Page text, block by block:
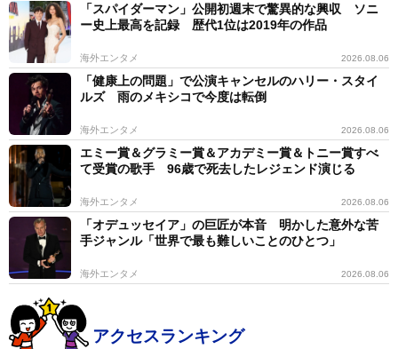
「スパイダーマン」公開初週末で驚異的な興収 ソニ
ー史上最高を記録 歴代1位は2019年の作品
海外エンタメ 2026.08.06
「健康上の問題」で公演キャンセルのハリー・スタイ
ルズ 雨のメキシコで今度は転倒
海外エンタメ 2026.08.06
エミー賞＆グラミー賞＆アカデミー賞＆トニー賞すべ
て受賞の歌手 96歳で死去したレジェンド演じる
海外エンタメ 2026.08.06
「オデュッセイア」の巨匠が本音 明かした意外な苦
手ジャンル「世界で最も難しいことのひとつ」
海外エンタメ 2026.08.06
アクセスランキング